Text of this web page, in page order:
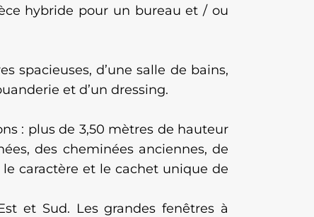
hybride pour un bureau et / ou
spacieuses, d’une salle de bains,
et d’un dressing.
: plus de 3,50 mètres de hauteur
des cheminées anciennes, de
caractère et le cachet unique de
et Sud. Les grandes fenêtres à